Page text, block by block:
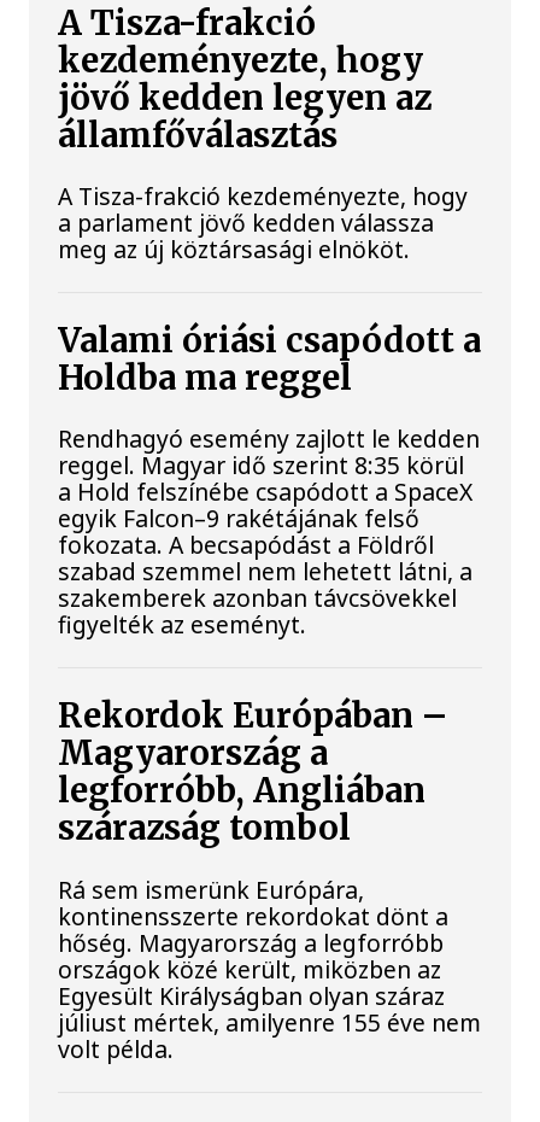
A Tisza-frakció
kezdeményezte, hogy
jövő kedden legyen az
államfőválasztás
A Tisza-frakció kezdeményezte, hogy
a parlament jövő kedden válassza
meg az új köztársasági elnököt.
Valami óriási csapódott a
Holdba ma reggel
Rendhagyó esemény zajlott le kedden
reggel. Magyar idő szerint 8:35 körül
a Hold felszínébe csapódott a SpaceX
egyik Falcon–9 rakétájának felső
fokozata. A becsapódást a Földről
szabad szemmel nem lehetett látni, a
szakemberek azonban távcsövekkel
figyelték az eseményt.
Rekordok Európában –
Magyarország a
legforróbb, Angliában
szárazság tombol
Rá sem ismerünk Európára,
kontinensszerte rekordokat dönt a
hőség. Magyarország a legforróbb
országok közé került, miközben az
Egyesült Királyságban olyan száraz
júliust mértek, amilyenre 155 éve nem
volt példa.